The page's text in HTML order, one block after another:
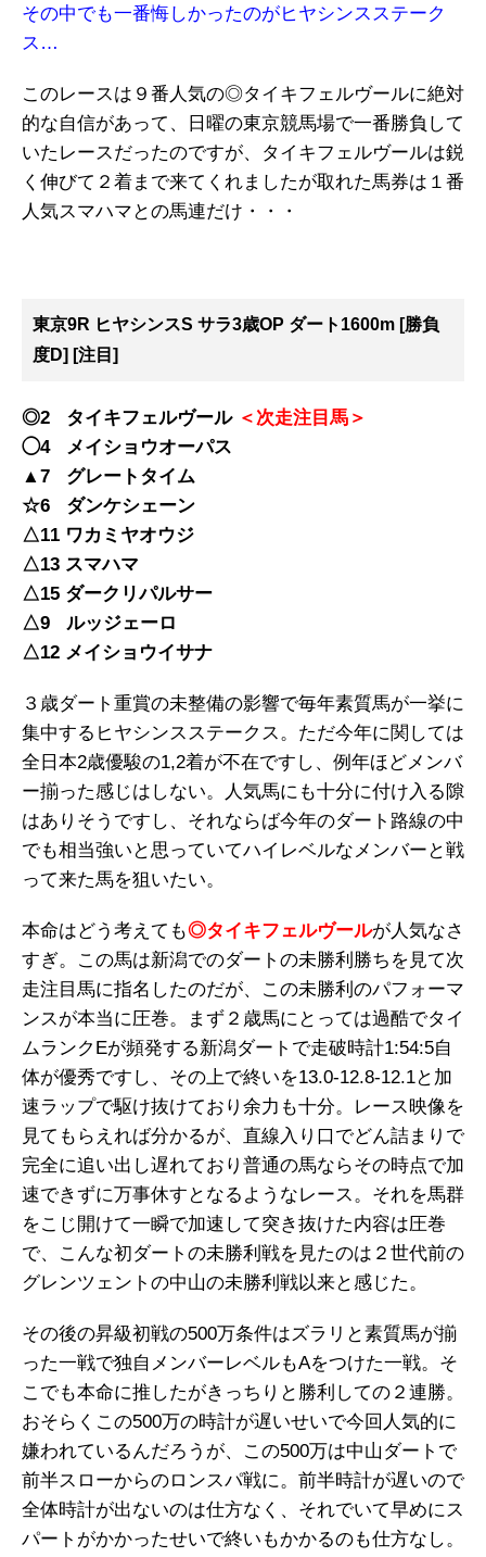
その中でも一番悔しかったのがヒヤシンスステーク
ス…
このレースは９番人気の◎タイキフェルヴールに絶対
的な自信があって、日曜の東京競馬場で一番勝負して
いたレースだったのですが、タイキフェルヴールは鋭
く伸びて２着まで来てくれましたが取れた馬券は１番
人気スマハマとの馬連だけ・・・
東京9R ヒヤシンスS サラ3歳OP ダート1600m [勝負
度D] [注目]
◎2 タイキフェルヴール ＜次走注目馬＞
◯4 メイショウオーパス
▲7 グレートタイム
☆6 ダンケシェーン
△11 ワカミヤオウジ
△13 スマハマ
△15 ダークリパルサー
△9 ルッジェーロ
△12 メイショウイサナ
３歳ダート重賞の未整備の影響で毎年素質馬が一挙に
集中するヒヤシンスステークス。ただ今年に関しては
全日本2歳優駿の1,2着が不在ですし、例年ほどメンバ
ー揃った感じはしない。人気馬にも十分に付け入る隙
はありそうですし、それならば今年のダート路線の中
でも相当強いと思っていてハイレベルなメンバーと戦
って来た馬を狙いたい。
本命はどう考えても◎タイキフェルヴールが人気なさ
すぎ。この馬は新潟でのダートの未勝利勝ちを見て次
走注目馬に指名したのだが、この未勝利のパフォーマ
ンスが本当に圧巻。まず２歳馬にとっては過酷でタイ
ムランクEが頻発する新潟ダートで走破時計1:54:5自
体が優秀ですし、その上で終いを13.0-12.8-12.1と加
速ラップで駆け抜けており余力も十分。レース映像を
見てもらえれば分かるが、直線入り口でどん詰まりで
完全に追い出し遅れており普通の馬ならその時点で加
速できずに万事休すとなるようなレース。それを馬群
をこじ開けて一瞬で加速して突き抜けた内容は圧巻
で、こんな初ダートの未勝利戦を見たのは２世代前の
グレンツェントの中山の未勝利戦以来と感じた。
その後の昇級初戦の500万条件はズラリと素質馬が揃
った一戦で独自メンバーレベルもAをつけた一戦。そ
こでも本命に推したがきっちりと勝利しての２連勝。
おそらくこの500万の時計が遅いせいで今回人気的に
嫌われているんだろうが、この500万は中山ダートで
前半スローからのロンスパ戦に。前半時計が遅いので
全体時計が出ないのは仕方なく、それでいて早めにス
パートがかかったせいで終いもかかるのも仕方なし。